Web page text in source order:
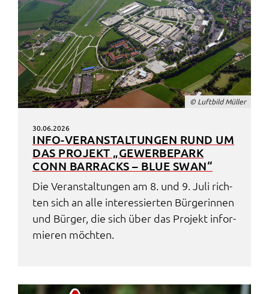
© Luft­bild Müller
30.06.2026
INFO-VERAN­STAL­TUN­GEN RUND UM
DAS PROJEKT „GEWER­BE­PARK
CONN BARRACKS – BLUE SWAN“
Die Veran­stal­tun­gen am 8. und 9. Juli rich­
ten sich an alle inter­es­sier­ten Bürge­rin­nen
und Bürger, die sich über das Projekt infor­
mie­ren möch­ten.